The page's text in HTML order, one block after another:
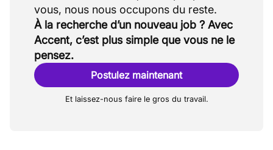
À la recherche d’un nouveau job ? Avec
Accent, c’est plus simple que vous ne le
pensez.
Postulez maintenant
Et laissez-nous faire le gros du travail.